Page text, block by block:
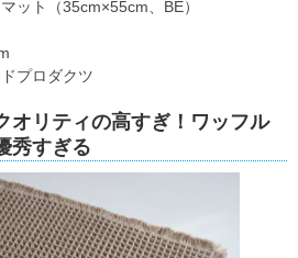
ット（35cm×55cm、BE）
プロダクツ
オリティの高すぎ！ワッフル
秀すぎる